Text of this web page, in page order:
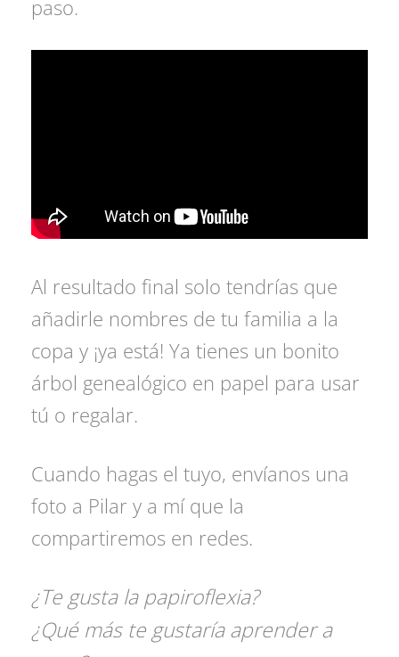
paso.
Al resultado final solo tendrías que
añadirle nombres de tu familia a la
copa y ¡ya está! Ya tienes un bonito
árbol genealógico en papel para usar
tú o regalar.
Cuando hagas el tuyo, envíanos una
foto a Pilar y a mí que la
compartiremos en redes.
¿Te gusta la papiroflexia?
¿Qué más te gustaría aprender a